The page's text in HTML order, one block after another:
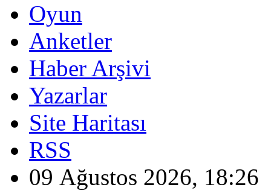
Oyun
Anketler
Haber Arşivi
Yazarlar
Site Haritası
RSS
09 Ağustos 2026, 18:26